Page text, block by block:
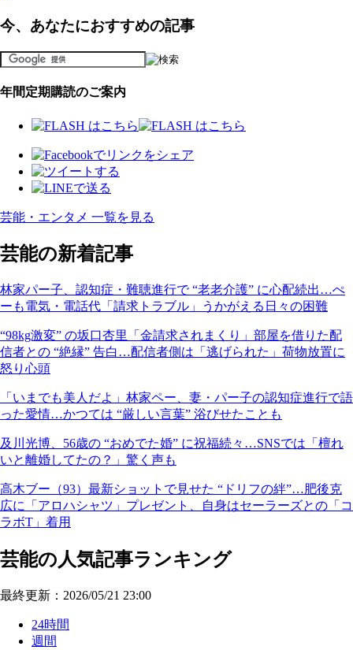
今、あなたにおすすめの記事
年間定期購読のご案内
芸能・エンタメ 一覧を見る
芸能の新着記事
林家パー子、認知症・難聴進行で “老老介護” に心配続出…ぺ
ーも電気・電話代「請求トラブル」うかがえる日々の困難
“98kg激変” の坂口杏里「金請求されまくり」部屋を借りた配
信者との “絶縁” 告白…配信者側は「逃げられた」荷物放置に
怒り心頭
「いまでも美人だよ」林家ペー、妻・パー子の認知症進行で語
った愛情…かつては “厳しい言葉” 浴びせたことも
及川光博、56歳の “おめでた婚” に祝福続々…SNSでは「檀れ
いと離婚してたの？」驚く声も
高木ブー（93）最新ショットで見せた “ドリフの絆”…肥後克
広に「アロハシャツ」プレゼント、自身はセーラーズとの「コ
ラボT」着用
芸能の人気記事ランキング
最終更新：2026/05/21 23:00
24時間
週間